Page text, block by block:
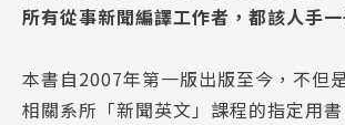
所有從事新聞編譯工作者，都該人手一
本書自2007年第一版出版至今，不但
相關系所「新聞英文」課程的指定用